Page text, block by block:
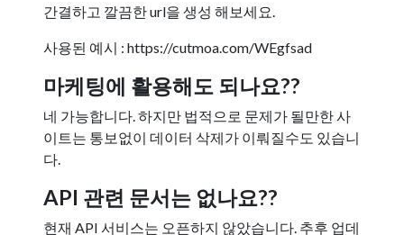
간결하고 깔끔한 url을 생성 해보세요.
사용된 예시 : https://cutmoa.com/WEgfsad
마케팅에 활용해도 되나요??
네 가능합니다. 하지만 법적으로 문제가 될만한 사
이트는 통보없이 데이터 삭제가 이뤄질수도 있습니
다.
API 관련 문서는 없나요??
현재 API 서비스는 오픈하지 않았습니다. 추후 업데